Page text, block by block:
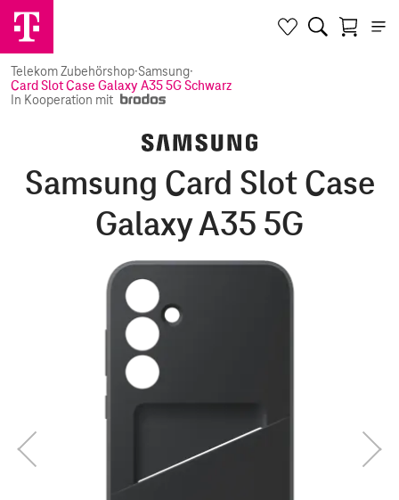
Telekom Zubehörshop·Samsung·
Card Slot Case Galaxy A35 5G Schwarz
In Kooperation mit
Samsung Card Slot Case
Galaxy A35 5G